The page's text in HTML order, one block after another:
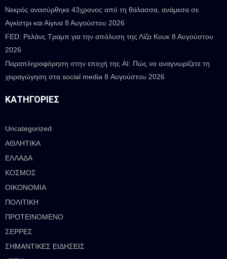
Νεκρός ανασύρθηκε 43χρονος από τη θάλασσα, ανάμεσα σε
Αγκίστρι και Αίγινα 8 Αυγούστου 2026
FED: Ρελάνς Τραμπ για την απόλυση της Λίζα Κουκ 8 Αυγούστου
2026
Παραπληροφόρηση στην εποχή της AI: Πώς να αναγνωρίζετε τη
χειραγώγηση στα social media 8 Αυγούστου 2026
ΚΑΤΗΓΟΡΊΕΣ
Uncategorized
ΑΘΛΗΤΙΚΑ
ΕΛΛΑΔΑ
ΚΟΣΜΟΣ
ΟΙΚΟΝΟΜΙΑ
ΠΟΛΙΤΙΚΗ
ΠΡΟΤΕΙΝΟΜΕΝΟ
ΣΕΡΡΕΣ
ΣΗΜΑΝΤΙΚΕΣ ΕΙΔΗΣΕΙΣ